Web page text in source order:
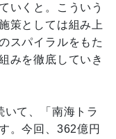
いくと。こういう
策としては組み上
スパイラルをもた
みを徹底していき
て、「南海トラ
。今回、362億円